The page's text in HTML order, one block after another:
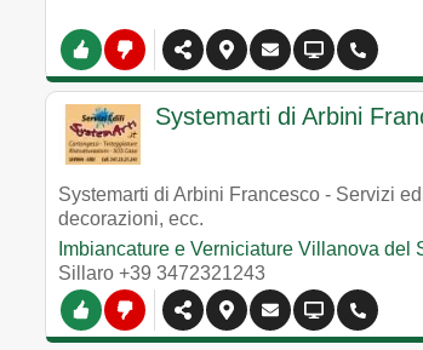
Systemarti di Arbini
Systemarti di Arbini Francesco - Servizi
decorazioni, ecc.
Imbiancature e Verniciature Villanova del
Sillaro +39 3472321243